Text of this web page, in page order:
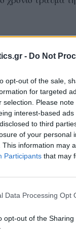
- Do Not
opt-out of the sale,
for targeted
selection. Please
interest-based
to third
of your personal
This information may
Participants that may
Data Processing Opt
opt-out of the Sharing
κάτι,
των Ελλήνων,
στην
αυτός
Χαρτί
πρόθεση της
ή
διείσδυσε